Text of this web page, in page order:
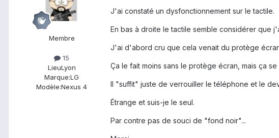
Membre
15
LieuLyon
Marque:LG
Modèle:Nexus 4
J'ai constaté un dysfonctionnement sur le tactile.
En bas à droite le tactile semble considérer que
J'ai d'abord cru que cela venait du protège
Ça le fait moins sans le protège écran, mais ça
Il "suffit" juste de verrouiller le téléphone et le
Étrange et suis-je le seul.
Par contre pas de souci de "fond noir"...